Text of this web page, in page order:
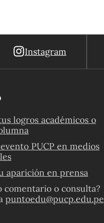
Instagram
logros académicos o
PUCP en medios
aparición en prensa
comentario o consulta?
puntoedu@pucp.edu.pe